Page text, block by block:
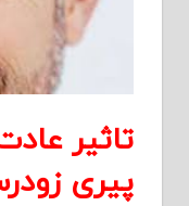
تاثیر
پیری